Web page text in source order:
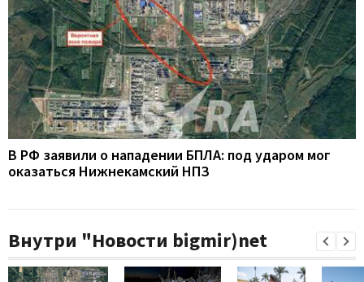
В РФ заявили о нападении БПЛА: под ударом мог
оказаться Нижнекамский НПЗ
Внутри "Новости bigmir)net